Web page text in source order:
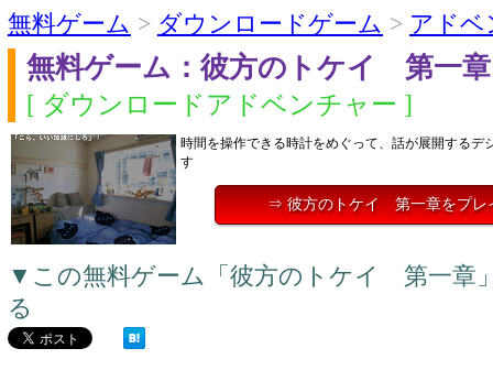
無料ゲーム > ダウンロードゲーム > アドベ
無料ゲーム：彼方のトケイ 第一章
[ ダウンロードアドベンチャー ]
時間を操作できる時計をめぐって、話が展開するデ
す
⇒ 彼方のトケイ 第一章をプレ
▼この無料ゲーム「彼方のトケイ 第一章
る